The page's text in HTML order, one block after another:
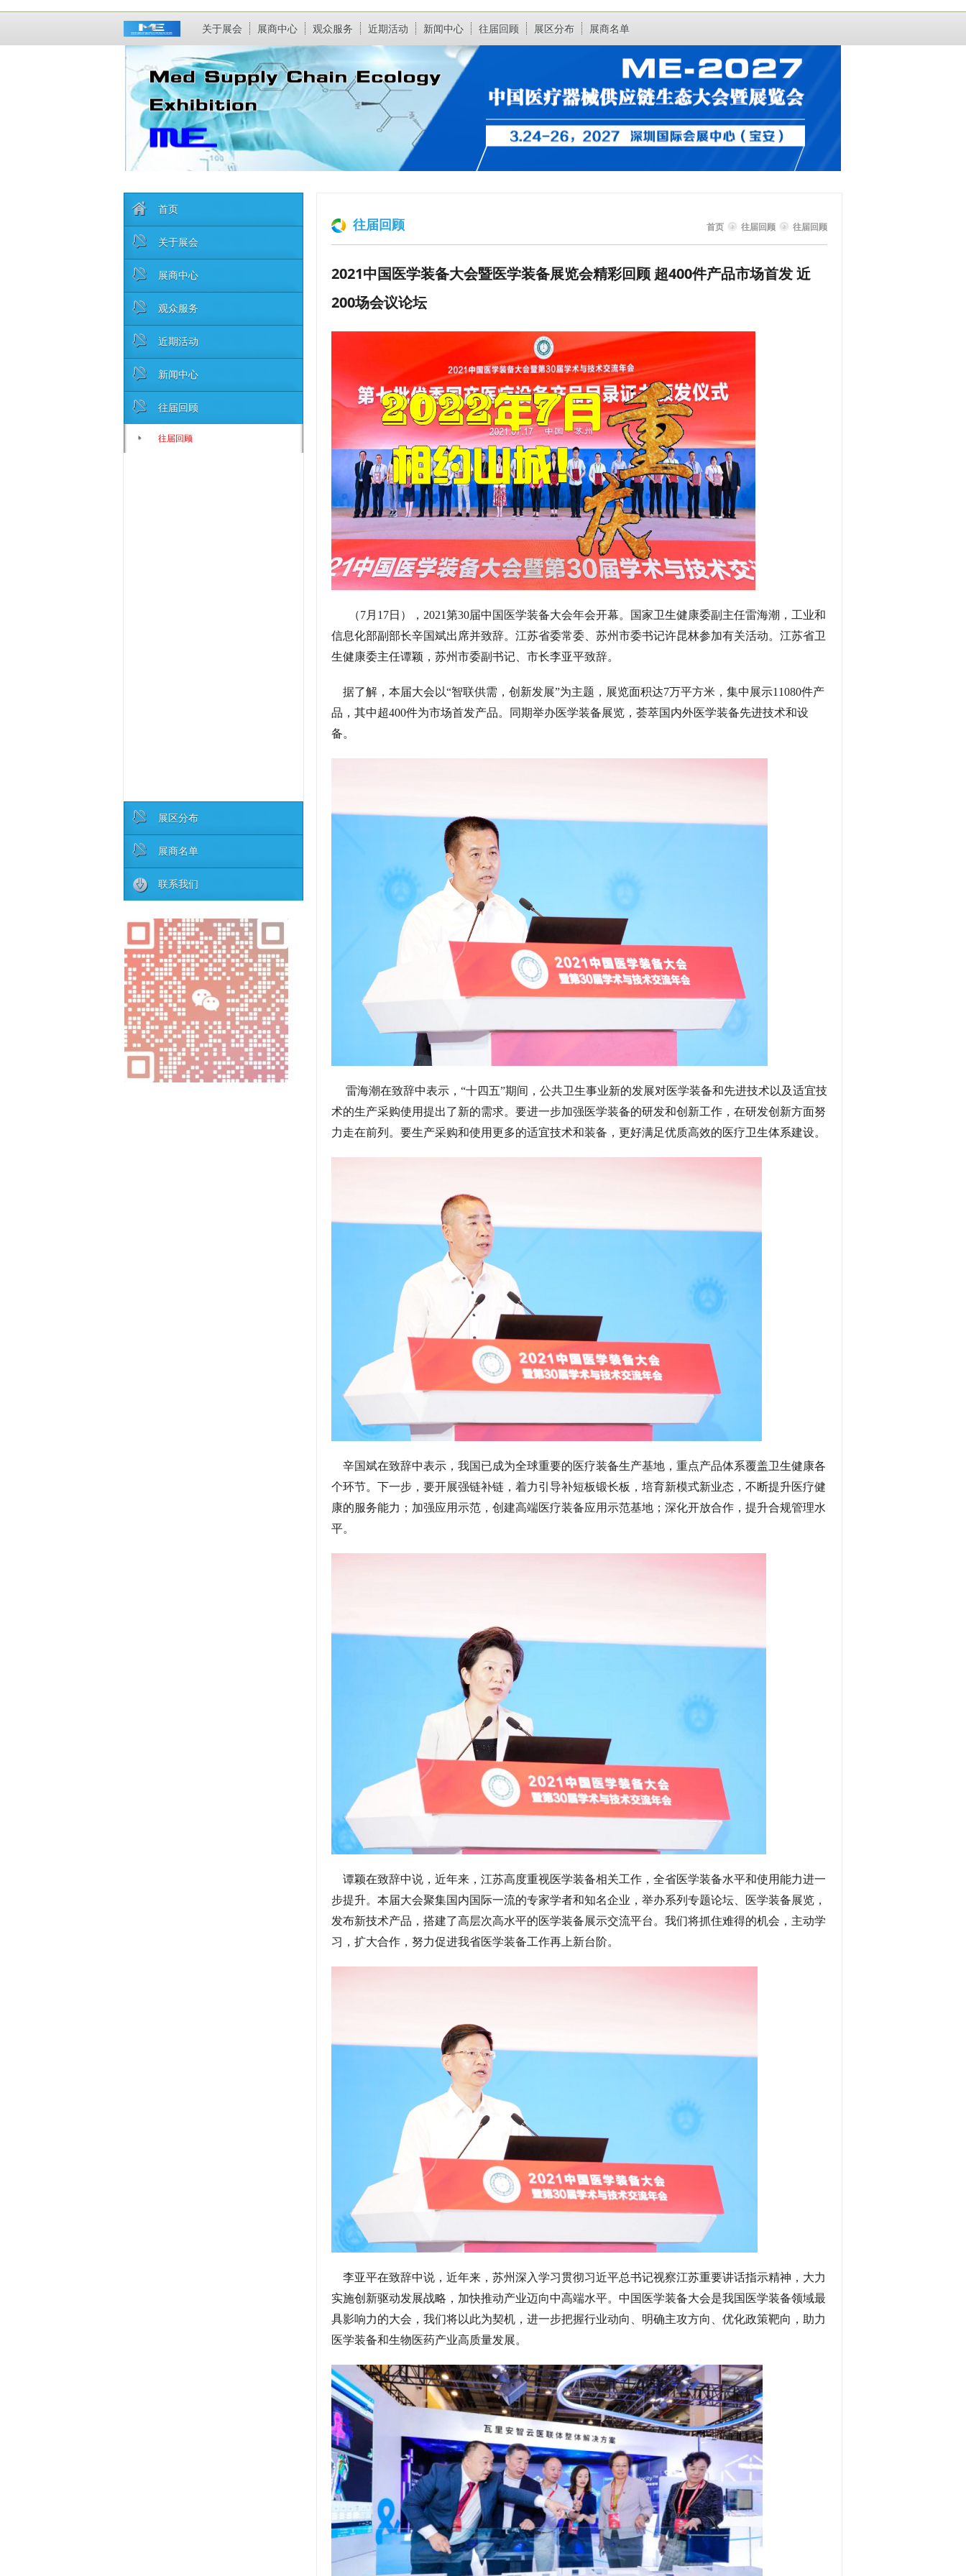
关于展会 展商中心 观众服务 近期活动 新闻中心 往届回顾 展区分布 展商名单
首页
关于展会
展商中心
观众服务
近期活动
新闻中心
往届回顾
往届回顾
展区分布
展商名单
联系我们
往届回顾 首页 往届回顾 往届回顾
2021中国医学装备大会暨医学装备展览会精彩回顾 超400件产品市场首发 近
200场会议论坛
（7月17日），2021第30届中国医学装备大会年会开幕。国家卫生健康委副主任雷海潮，工业和
信息化部副部长辛国斌出席并致辞。江苏省委常委、苏州市委书记许昆林参加有关活动。江苏省卫
生健康委主任谭颖，苏州市委副书记、市长李亚平致辞。
据了解，本届大会以“智联供需，创新发展”为主题，展览面积达7万平方米，集中展示11080件产
品，其中超400件为市场首发产品。同期举办医学装备展览，荟萃国内外医学装备先进技术和设
备。
雷海潮在致辞中表示，“十四五”期间，公共卫生事业新的发展对医学装备和先进技术以及适宜技
术的生产采购使用提出了新的需求。要进一步加强医学装备的研发和创新工作，在研发创新方面努
力走在前列。要生产采购和使用更多的适宜技术和装备，更好满足优质高效的医疗卫生体系建设。
辛国斌在致辞中表示，我国已成为全球重要的医疗装备生产基地，重点产品体系覆盖卫生健康各
个环节。下一步，要开展强链补链，着力引导补短板锻长板，培育新模式新业态，不断提升医疗健
康的服务能力；加强应用示范，创建高端医疗装备应用示范基地；深化开放合作，提升合规管理水
平。
谭颖在致辞中说，近年来，江苏高度重视医学装备相关工作，全省医学装备水平和使用能力进一
步提升。本届大会聚集国内国际一流的专家学者和知名企业，举办系列专题论坛、医学装备展览，
发布新技术产品，搭建了高层次高水平的医学装备展示交流平台。我们将抓住难得的机会，主动学
习，扩大合作，努力促进我省医学装备工作再上新台阶。
李亚平在致辞中说，近年来，苏州深入学习贯彻习近平总书记视察江苏重要讲话指示精神，大力
实施创新驱动发展战略，加快推动产业迈向中高端水平。中国医学装备大会是我国医学装备领域最
具影响力的大会，我们将以此为契机，进一步把握行业动向、明确主攻方向、优化政策靶向，助力
医学装备和生物医药产业高质量发展。